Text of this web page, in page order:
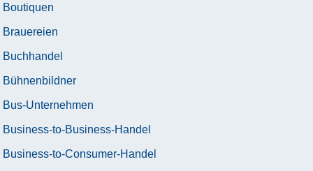
Boutiquen
Brauereien
Buchhandel
Bühnenbildner
Bus-Unternehmen
Business-to-Business-Handel
Business-to-Consumer-Handel